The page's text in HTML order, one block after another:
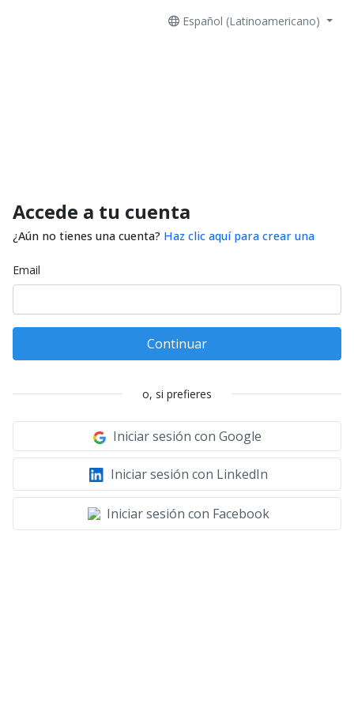
Español (Latinoamericano)
Accede a tu cuenta
¿Aún no tienes una cuenta? Haz clic aquí para crear una
Email
Continuar
o, si prefieres
Iniciar sesión con Google
Iniciar sesión con LinkedIn
Iniciar sesión con Facebook